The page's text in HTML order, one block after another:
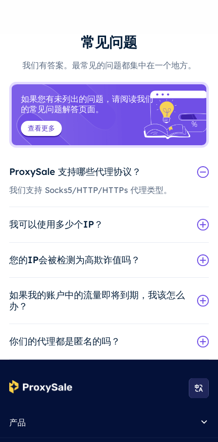
常见问题
我们有答案。最常见的问题都集中在一个地方。
如果您有未列出的问题，请阅读我们
的常见问题解答页面。
查看更多
ProxySale 支持哪些代理协议？
我们支持 Socks5/HTTP/HTTPs 代理类型。
我可以使用多少个IP？
您的IP会被检测为高欺诈值吗？
如果我的账户中的流量即将到期，我该怎么
办？
你们的代理都是匿名的吗？
产品